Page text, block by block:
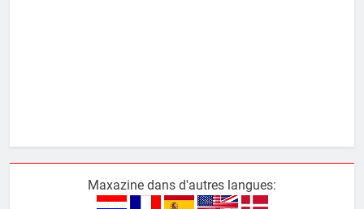
Maxazine dans d'autres langues: